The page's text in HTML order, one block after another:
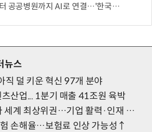
병원까지 AI로 연결…'한국형 소버린 의료AI'도 개발
뉴스
직 덜 키운 혁신 97개 분야
산업... 1분기 매출 41조원 육박
최상위권…기업 활력·인재 유치는 과제
손해율…보험료 인상 가능성↑